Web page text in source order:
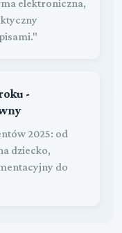
elektroniczna,
-
2025: od
dziecko,
do